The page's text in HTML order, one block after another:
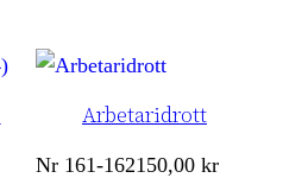
Arbetaridrott
Nr 161-162150,00kr